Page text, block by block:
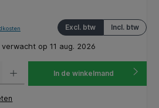
Incl. btw
Excl. btw
op 11 aug. 2026
In de winkelmand